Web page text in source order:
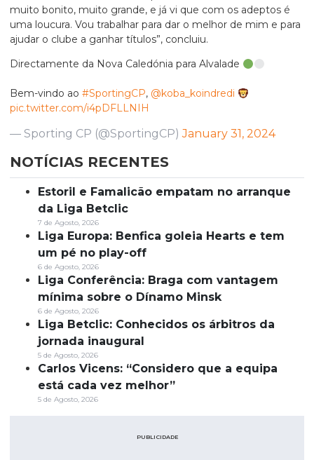
muito bonito, muito grande, e já vi que com os adeptos é
uma loucura. Vou trabalhar para dar o melhor de mim e para
ajudar o clube a ganhar títulos”, concluiu.
Directamente da Nova Caledónia para Alvalade
Bem-vindo ao #SportingCP, @koba_koindredi
pic.twitter.com/i4pDFLLNIH
— Sporting CP (@SportingCP)January 31, 2024
NOTÍCIAS RECENTES
Estoril e Famalicão empatam no arranque
da Liga Betclic
7 de Agosto, 2026
Liga Europa: Benfica goleia Hearts e tem
um pé no play-off
6 de Agosto, 2026
Liga Conferência: Braga com vantagem
mínima sobre o Dínamo Minsk
6 de Agosto, 2026
Liga Betclic: Conhecidos os árbitros da
jornada inaugural
5 de Agosto, 2026
Carlos Vicens: “Considero que a equipa
está cada vez melhor”
5 de Agosto, 2026
PUBLICIDADE